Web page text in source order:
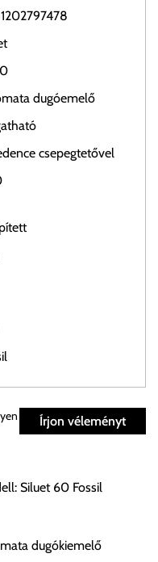
dugóemelő
csepegtetővel
követően
Stúdiójában
Írjon véleményt
Siluet 60 Fossil
dugókiemelő